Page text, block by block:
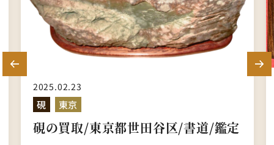
2025.02.23
硯 東京
硯の買取/東京都世田谷区/書道/鑑定